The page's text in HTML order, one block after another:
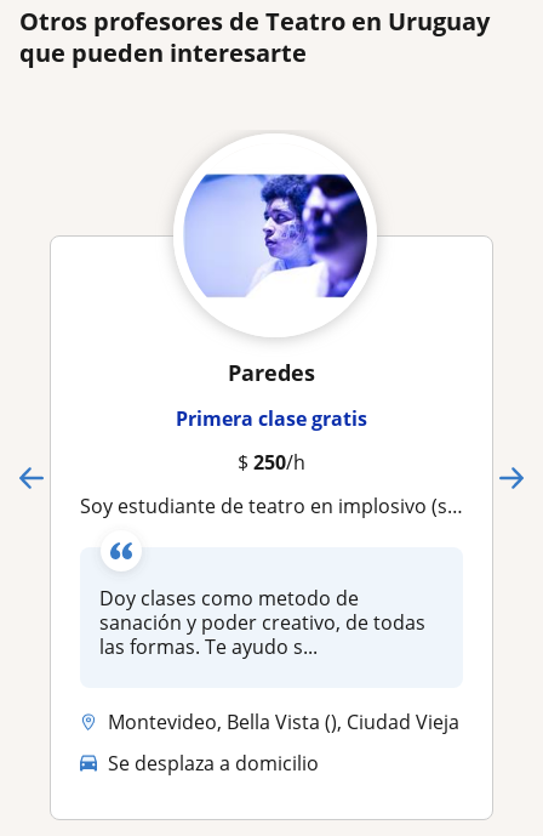
Otros profesores de Teatro en Uruguay
que pueden interesarte
Paredes
Primera clase gratis
$ 250/h
Soy estudiante de teatro en implosivo (segundo año). Doy clases como metodo de sanación y poder creativo, de todas las formas
Doy clases como metodo de
sanación y poder creativo, de todas
las formas. Te ayudo s...
Montevideo, Bella Vista (), Ciudad Vieja
Se desplaza a domicilio